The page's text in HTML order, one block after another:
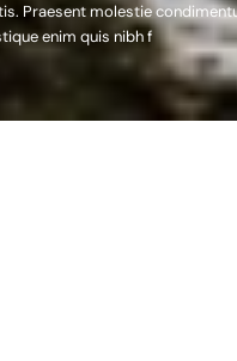
Praesent molestie
enim quis nibh f